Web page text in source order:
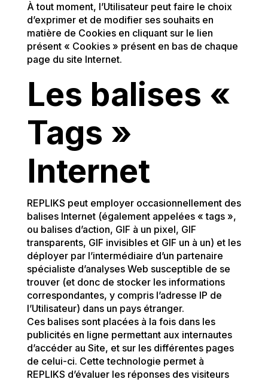
À tout moment, l’Utilisateur peut faire le choix
d’exprimer et de modifier ses souhaits en
matière de Cookies en cliquant sur le lien
présent « Cookies » présent en bas de chaque
page du site Internet.
Les balises «
Tags »
Internet
REPLIKS peut employer occasionnellement des
balises Internet (également appelées « tags »,
ou balises d’action, GIF à un pixel, GIF
transparents, GIF invisibles et GIF un à un) et les
déployer par l’intermédiaire d’un partenaire
spécialiste d’analyses Web susceptible de se
trouver (et donc de stocker les informations
correspondantes, y compris l’adresse IP de
l’Utilisateur) dans un pays étranger.
Ces balises sont placées à la fois dans les
publicités en ligne permettant aux internautes
d’accéder au Site, et sur les différentes pages
de celui-ci. Cette technologie permet à
REPLIKS d’évaluer les réponses des visiteurs